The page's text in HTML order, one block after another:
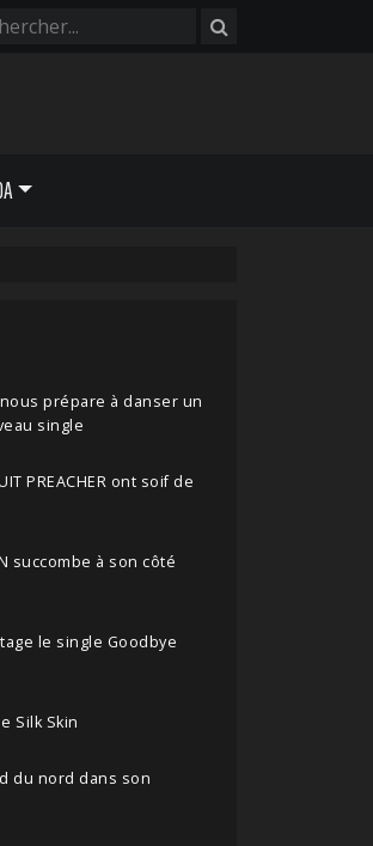
nous prépare à danser un
single
PREACHER ont soif de
succombe à son côté
le single Goodbye
Silk Skin
du nord dans son